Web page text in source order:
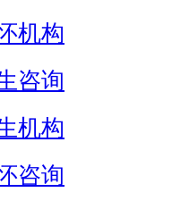
机构
咨询
机构
咨询